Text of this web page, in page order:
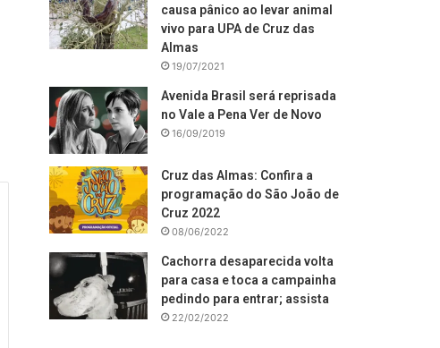
causa pânico ao levar animal
vivo para UPA de Cruz das
Almas
19/07/2021
Avenida Brasil será reprisada
no Vale a Pena Ver de Novo
16/09/2019
Cruz das Almas: Confira a
programação do São João de
Cruz 2022
08/06/2022
Cachorra desaparecida volta
para casa e toca a campainha
pedindo para entrar; assista
22/02/2022